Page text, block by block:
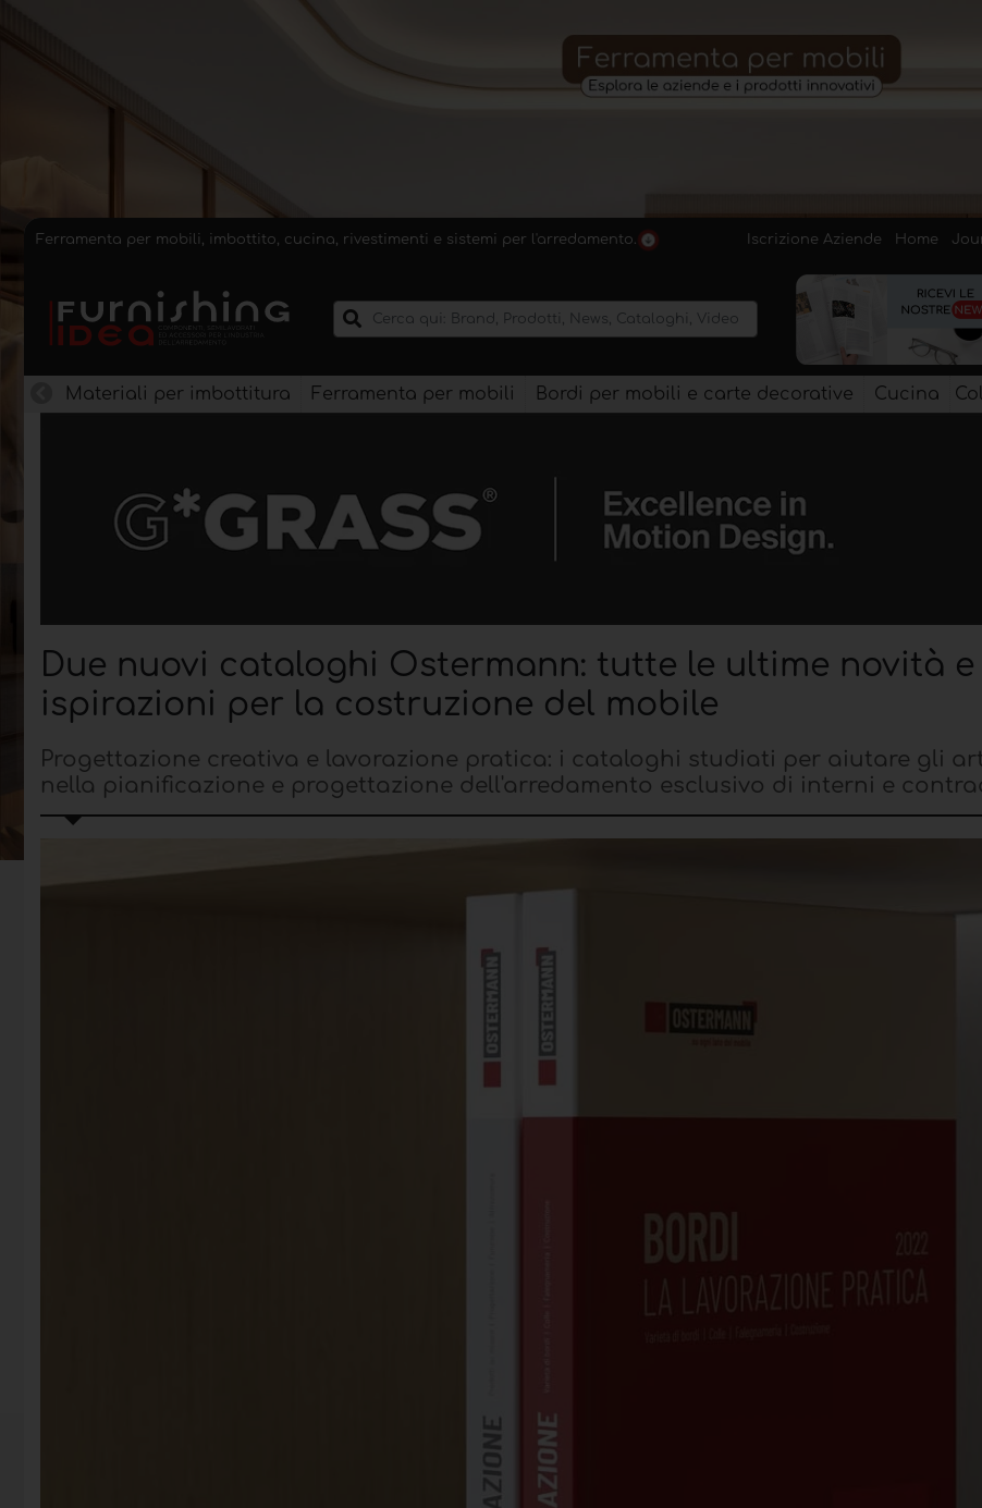
Ferramenta per mobili, imbottito, cucina, rivestimenti e sistemi per l'arredamento. Iscrizione Aziende Home
Materiali per imbottitura Ferramenta per mobili Bordi per mobili e carte decorative Cucina
Due nuovi cataloghi Ostermann: tutte le ultime novità e
ispirazioni per la costruzione del mobile
Progettazione creativa e lavorazione pratica: i cataloghi studiati per aiutare gli
nella pianificazione e progettazione dell'arredamento esclusivo di interni e